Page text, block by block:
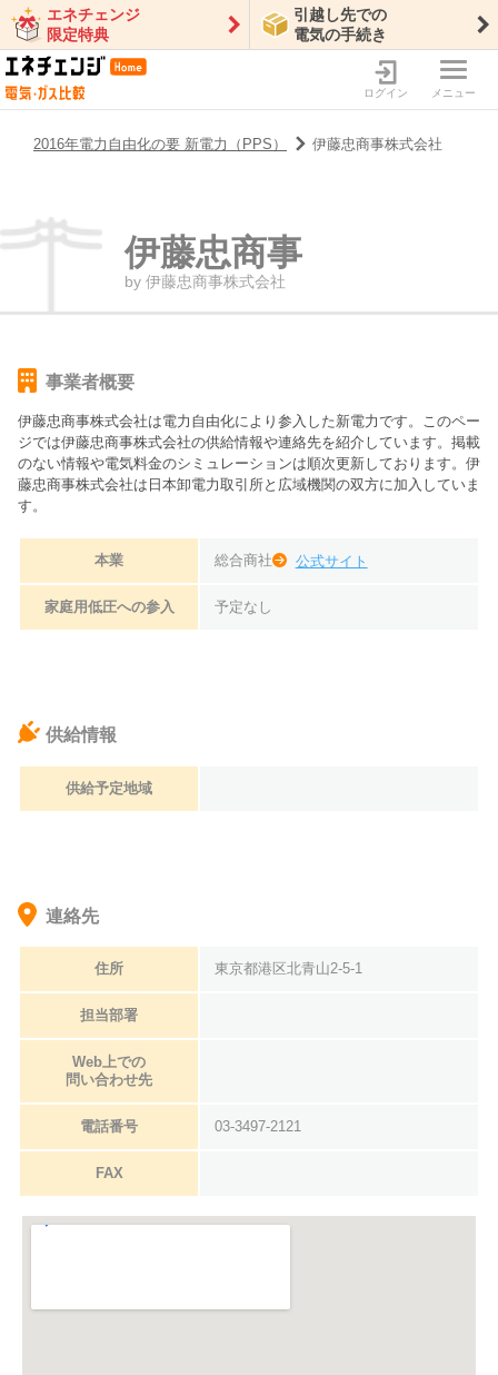
エネチェンジ
限定特典
引越し先での
電気の手続き
ログイン メニュー
2016年電力自由化の要 新電力（PPS） 伊藤忠商事株式会社
伊藤忠商事
by 伊藤忠商事株式会社
事業者概要
伊藤忠商事株式会社は電力自由化により参入した新電力です。このペー
ジでは伊藤忠商事株式会社の供給情報や連絡先を紹介しています。掲載
のない情報や電気料金のシミュレーションは順次更新しております。 伊
藤忠商事株式会社は日本卸電力取引所と広域機関の双方に加入していま
す。
本業 総合商社 公式サイト
家庭用低圧への参入 予定なし
供給情報
供給予定地域
連絡先
住所 東京都港区北青山2-5-1
担当部署
Web上での
問い合わせ先
電話番号 03-3497-2121
FAX